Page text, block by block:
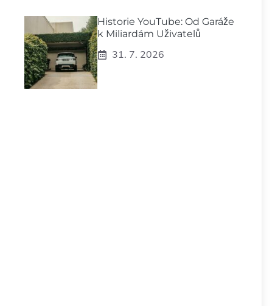
Historie YouTube: Od Garáže
k Miliardám Uživatelů
31. 7. 2026